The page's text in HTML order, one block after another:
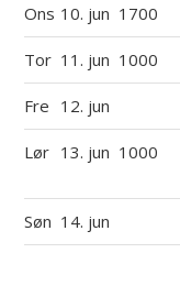
Ons 10. jun 1700
Tor 11. jun 1000
Fre 12. jun
Lør 13. jun 1000
Søn 14. jun